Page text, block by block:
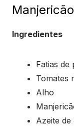
Manjericão
Ingredientes
Fatias de
Tomates
Alho
Azeite